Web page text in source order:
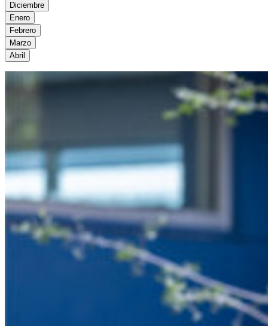
Diciembre
Enero
Febrero
Marzo
Abril